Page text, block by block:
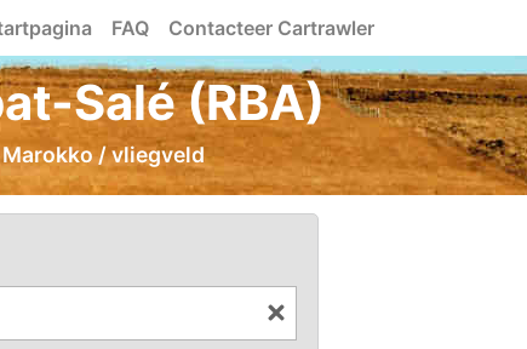
FAQ Contacteer Cartrawler
Salé (RBA)
/ vliegveld